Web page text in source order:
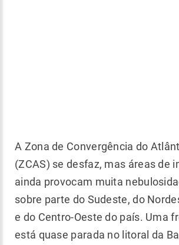
A Zona de Convergência do
(ZCAS) se desfaz, mas áreas de
ainda provocam muita
sobre parte do Sudeste, do
e do Centro-Oeste do país. Uma
está quase parada no litoral da